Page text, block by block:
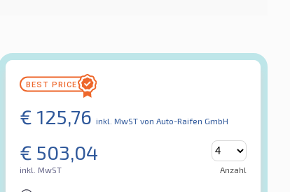
€ 125,76 inkl. MwST von Auto-Raifen GmbH
€ 503,04
inkl. MwST Anzahl